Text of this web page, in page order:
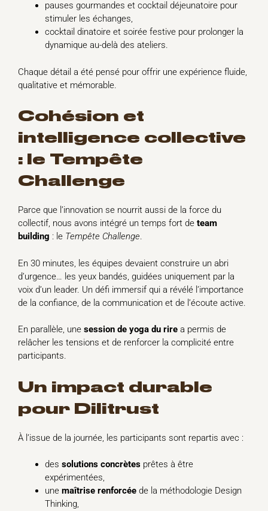
pauses gourmandes et cocktail déjeunatoire pour
stimuler les échanges,
cocktail dinatoire et soirée festive pour prolonger la
dynamique au-delà des ateliers.
Chaque détail a été pensé pour offrir une expérience fluide,
qualitative et mémorable.
Cohésion et
intelligence collective
: le Tempête
Challenge
Parce que l’innovation se nourrit aussi de la force du
collectif, nous avons intégré un temps fort de team
building : le Tempête Challenge.
En 30 minutes, les équipes devaient construire un abri
d’urgence… les yeux bandés, guidées uniquement par la
voix d’un leader. Un défi immersif qui a révélé l’importance
de la confiance, de la communication et de l’écoute active.
En parallèle, une session de yoga du rire a permis de
relâcher les tensions et de renforcer la complicité entre
participants.
Un impact durable
pour Dilitrust
À l’issue de la journée, les participants sont repartis avec :
des solutions concrètes prêtes à être
expérimentées,
une maîtrise renforcée de la méthodologie Design
Thinking,